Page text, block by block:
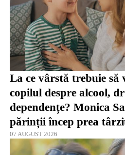
La ce vârstă trebuie să
copilul despre alcool,
dependențe? Monica
părinții încep prea
07 AUGUST 2026